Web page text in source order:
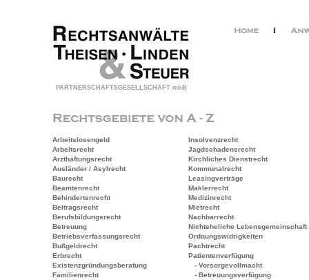
PARTNERSCHAFTSGESELLSCHAFT mbB
Arbeitslosengeld
Arbeitsrecht
Arzthaftungsrecht
Ausländer / Asylrecht
Baurecht
Beamtenrecht
Behindertenrecht
Beitragsrecht
Berufsbildungsrecht
Betreuung
Betriebsverfassungsrecht
Bußgeldrecht
Erbrecht
Existenzgründungsberatung
Familienrecht
Insolvenzrecht
Jagdschadensrecht
Kirchliches Dienstrecht
Kommunalrecht
Leasingverträge
Maklerrecht
Medizinrecht
Mietrecht
Nachbarrecht
Nichteheliche Lebensgemeinschaft
Ordnungswidrigkeiten
Pachtrecht
Patientenverfügung
- Vorsorgevollmacht
- Betreuungsverfügung